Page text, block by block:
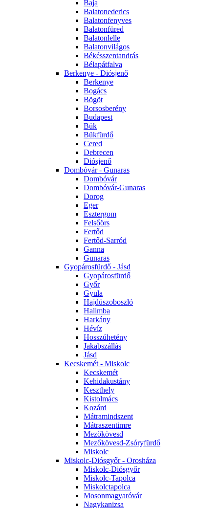
Baja
Balatonederics
Balatonfenyves
Balatonfüred
Balatonlelle
Balatonvilágos
Békésszentandrás
Bélapátfalva
Berkenye - Diósjenő
Berkenye
Bogács
Bögöt
Borsosberény
Budapest
Bük
Bükfürdő
Cered
Debrecen
Diósjenő
Dombóvár - Gunaras
Dombóvár
Dombóvár-Gunaras
Dorog
Eger
Esztergom
Felsőörs
Fertőd
Fertőd-Sarród
Ganna
Gunaras
Gyopárosfürdő - Jásd
Gyopárosfürdő
Győr
Gyula
Hajdúszoboszló
Halimba
Harkány
Hévíz
Hosszúhetény
Jakabszállás
Jásd
Kecskemét - Miskolc
Kecskemét
Kehidakustány
Keszthely
Kistolmács
Kozárd
Mátramindszent
Mátraszentimre
Mezőkövesd
Mezőkövesd-Zsóryfürdő
Miskolc
Miskolc-Diósgyőr - Orosháza
Miskolc-Diósgyőr
Miskolc-Tapolca
Miskolctapolca
Mosonmagyaróvár
Nagykanizsa